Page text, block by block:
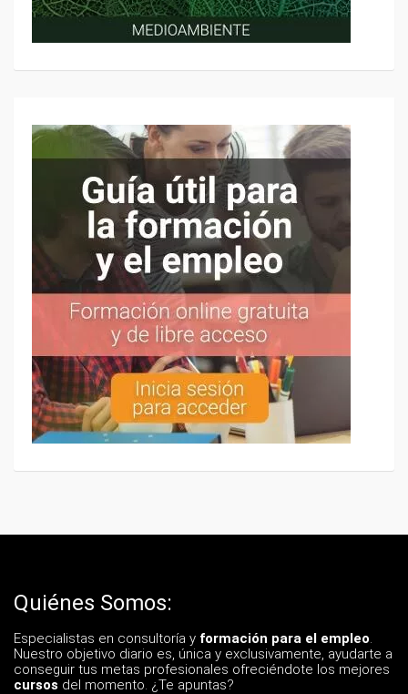
Quiénes Somos:
Especialistas en consultoría y formación para el empleo
Nuestro objetivo diario es, única y exclusivamente, ayudarte a
conseguir tus metas profesionales ofreciéndote los mejores
cursos del momento. ¿Te apuntas?